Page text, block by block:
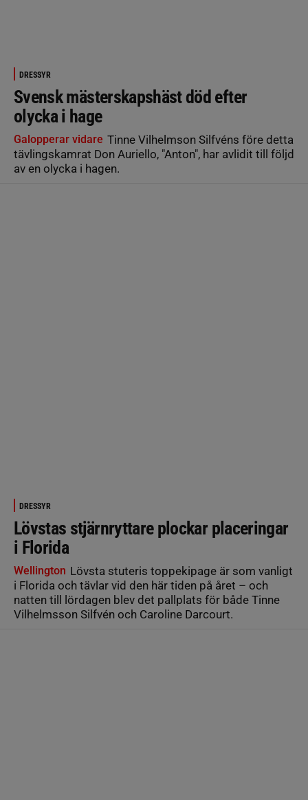
DRESSYR
Svensk mästerskapshäst död efter
olycka i hage
Galopperar vidare Tinne Vilhelmson Silfvéns före detta
tävlingskamrat Don Auriello, "Anton", har avlidit till följd
av en olycka i hagen.
DRESSYR
Lövstas stjärnryttare plockar placeringar
i Florida
Wellington Lövsta stuteris toppekipage är som vanligt
i Florida och tävlar vid den här tiden på året – och
natten till lördagen blev det pallplats för både Tinne
Vilhelmsson Silfvén och Caroline Darcourt.